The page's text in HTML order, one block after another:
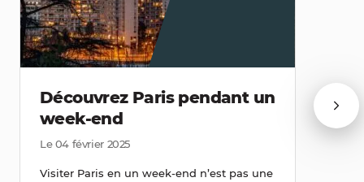
Découvrez Paris pendant un
week-end
Le 04 février 2025
Visiter Paris en un week-end n’est pas une